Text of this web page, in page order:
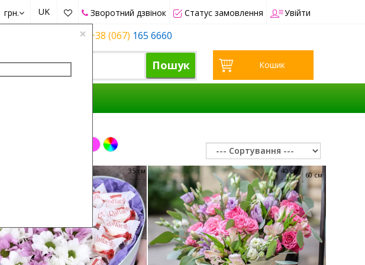
×
грн. UK Зворотний дзвінок Статус замовлення Увійти
+38 (067) 165 6660
Пошук Кошик
35 см 60 см
40 см